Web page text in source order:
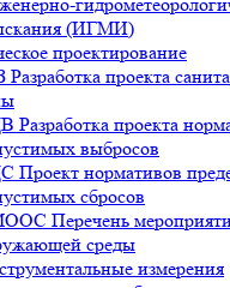
(ИГМИ)
проектирование
Разработка проекта
Разработка проекта
выбросов
Проект нормативов
сбросов
Перечень
среды
измерения